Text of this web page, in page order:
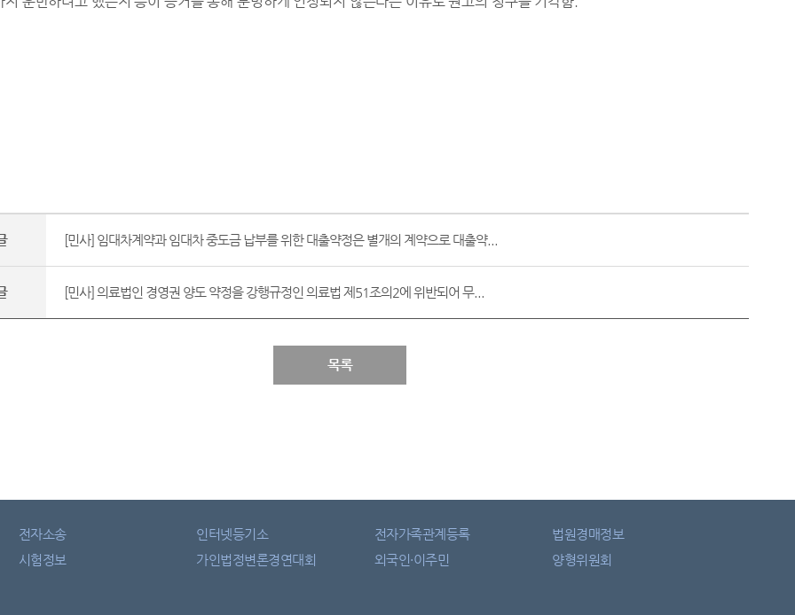
[민사] 임대차계약과 임대차 중도금 납부를 위한 대출약정은 별개의 계약으로 대출약...
[민사] 의료법인 경영권 양도 약정을 강행규정인 의료법 제51조의2에 위반되어 무...
목록
전자소송 인터넷등기소 전자가족관계등록
법원경매정보
시험정보 가인법정변론경연대회 외국인·이주민
양형위원회